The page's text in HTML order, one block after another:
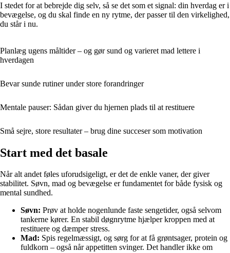
I stedet for at bebrejde dig selv, så se det som et signal: din hverdag er i
bevægelse, og du skal finde en ny rytme, der passer til den virkelighed,
du står i nu.
Planlæg ugens måltider – og gør sund og varieret mad lettere i
hverdagen
Bevar sunde rutiner under store forandringer
Mentale pauser: Sådan giver du hjernen plads til at restituere
Små sejre, store resultater – brug dine succeser som motivation
Start med det basale
Når alt andet føles uforudsigeligt, er det de enkle vaner, der giver
stabilitet. Søvn, mad og bevægelse er fundamentet for både fysisk og
mental sundhed.
Søvn: Prøv at holde nogenlunde faste sengetider, også selvom
tankerne kører. En stabil døgnrytme hjælper kroppen med at
restituere og dæmper stress.
Mad: Spis regelmæssigt, og sørg for at få grøntsager, protein og
fuldkorn – også når appetitten svinger. Det handler ikke om